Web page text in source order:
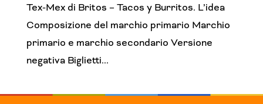
Tex-Mex di Britos – Tacos y Burritos. L’idea
Composizione del marchio primario Marchio
primario e marchio secondario Versione
negativa Biglietti...